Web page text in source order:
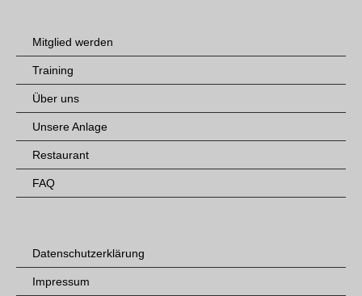
Mitglied werden
Training
Über uns
Unsere Anlage
Restaurant
FAQ
Datenschutzerklärung
Impressum